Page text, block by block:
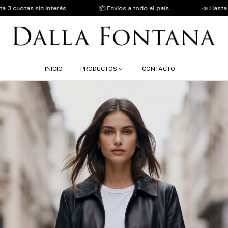
el país 📣 Hasta 3 cuotas sin interés 📦 Envíos a
INICIO PRODUCTOS CONTACTO